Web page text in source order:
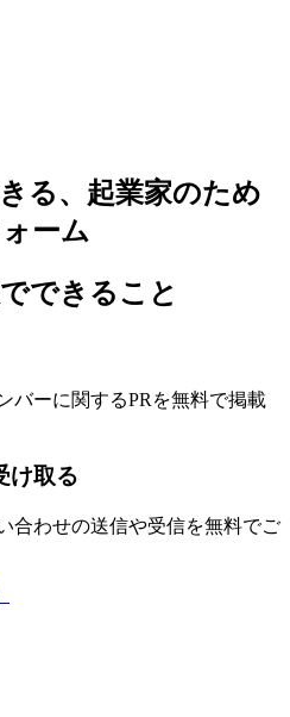
る、起業家のため
ーム
できること
バーに関するPRを無料で掲載
け取る
合わせの送信や受信を無料でご